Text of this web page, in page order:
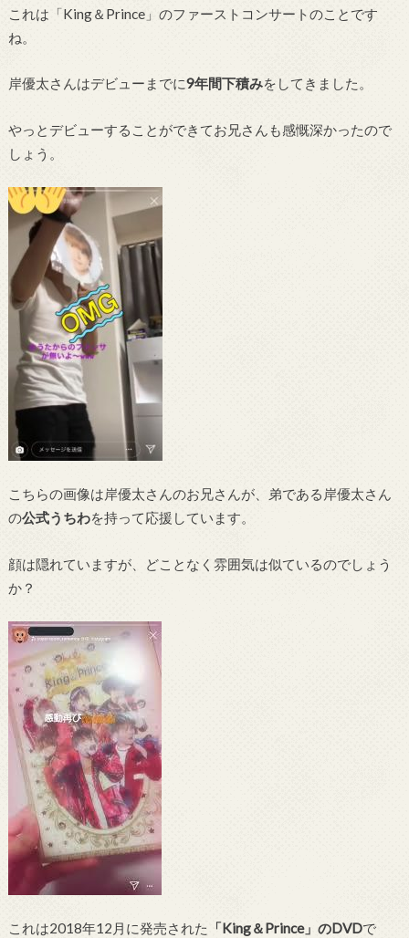
これは「King＆Prince」のファーストコンサートのことです
ね。
岸優太さんはデビューまでに9年間下積みをしてきました。
やっとデビューすることができてお兄さんも感慨深かったので
しょう。
こちらの画像は岸優太さんのお兄さんが、弟である岸優太さん
の公式うちわを持って応援しています。
顔は隠れていますが、どことなく雰囲気は似ているのでしょう
か？
これは2018年12月に発売された 「King＆Prince」のDVDで